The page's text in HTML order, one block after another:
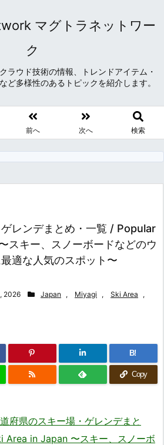
マグトラネットワー
ク
ラウド技術の情報、トレンドアイテム・
ど多様性のあるトピックを紹介します。
前へ 次へ 検索
レンデまとめ・一覧 / Popular
スキー、スノーボードなどのウ
適な人気のスポット〜
2026 Japan , Miyagi , Ski Area ,
B!
Copy
府県のスキー場・ゲレンデまと
Area in Japan 〜スキー、スノーボ